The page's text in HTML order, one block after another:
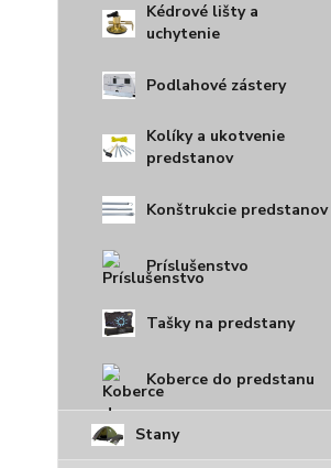
Kédrové lišty a
uchytenie
Podlahové zástery
Kolíky a ukotvenie
predstanov
Konštrukcie predstanov
Príslušenstvo
Tašky na predstany
Koberce do predstanu
Stany